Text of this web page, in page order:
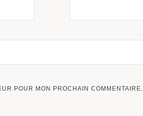
POUR MON PROCHAIN COMMENTAIRE.